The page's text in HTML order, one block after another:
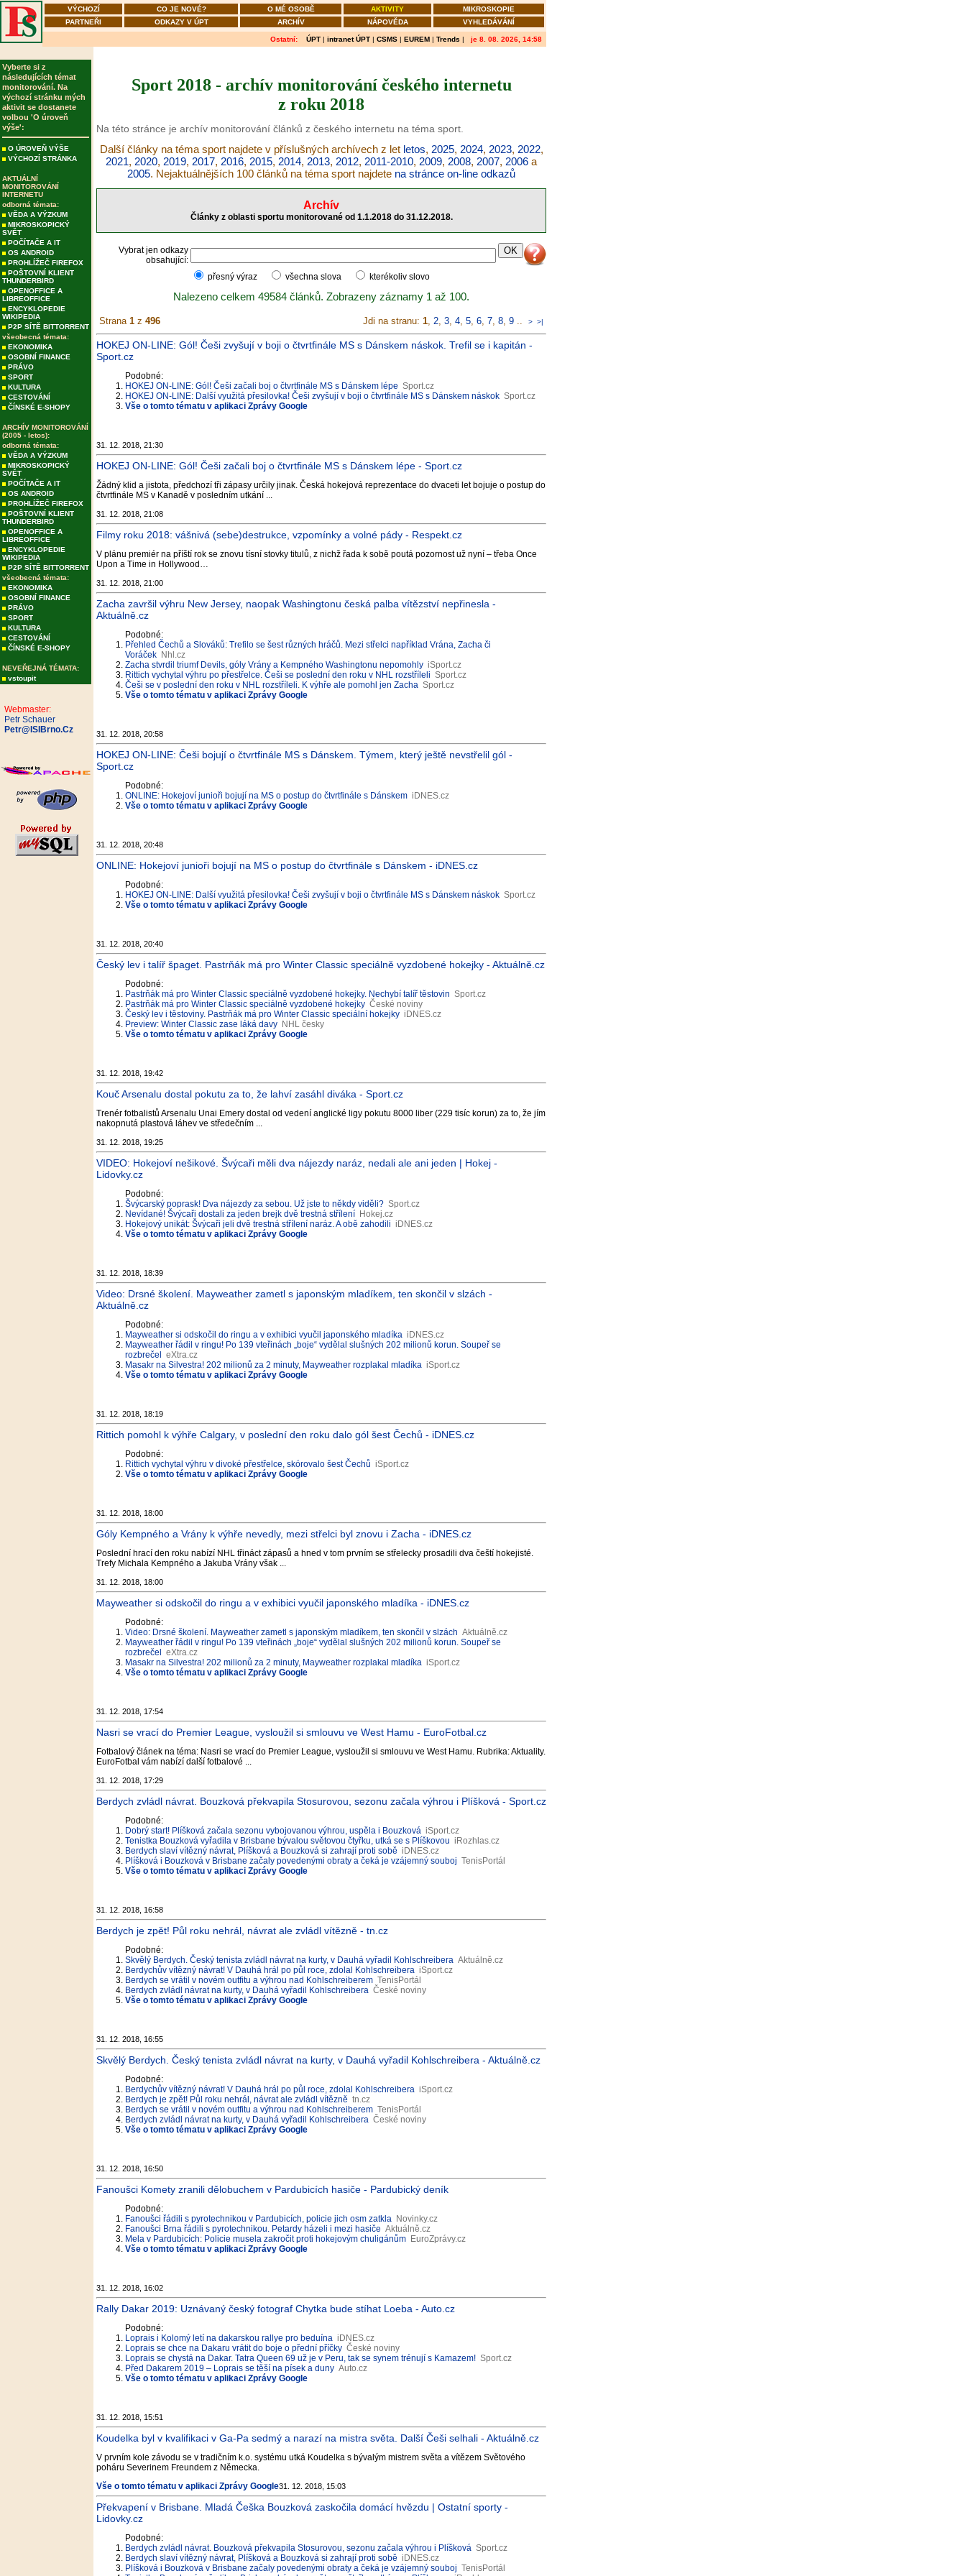
VÝCHOZÍ CO JE NOVÉ? O MÉ OSOBĚ AKTIVITY
MIKROSKOPIE
PARTNEŘI
ODKAZY V ÚPT ARCHÍV NÁPOVĚDA VYHLEDÁVÁNÍ
Ostatní: ÚPT | intranet ÚPT | CSMS | EUREM | Trends | je 8. 08. 2026, 14:58
Vyberte si z
následujících témat
monitorování. Na
výchozí stránku mých
aktivit se dostanete
volbou 'O úroveň
výše':
O ÚROVEŇ VÝŠE
VÝCHOZÍ STRÁNKA
AKTUÁLNÍ
MONITOROVÁNÍ
INTERNETU
odborná témata:
VĚDA A VÝZKUM
MIKROSKOPICKÝ
SVĚT
POČÍTAČE A IT
OS ANDROID
PROHLÍŽEČ FIREFOX
POŠTOVNÍ KLIENT
THUNDERBIRD
OPENOFFICE A
LIBREOFFICE
ENCYKLOPEDIE
WIKIPEDIA
P2P SÍTĚ BITTORRENT
všeobecná témata:
EKONOMIKA
OSOBNÍ FINANCE
PRÁVO
SPORT
KULTURA
CESTOVÁNÍ
ČÍNSKÉ E-SHOPY
ARCHÍV MONITOROVÁNÍ
(2005 - letos):
odborná témata:
VĚDA A VÝZKUM
MIKROSKOPICKÝ
SVĚT
POČÍTAČE A IT
OS ANDROID
PROHLÍŽEČ FIREFOX
POŠTOVNÍ KLIENT
THUNDERBIRD
OPENOFFICE A
LIBREOFFICE
ENCYKLOPEDIE
WIKIPEDIA
P2P SÍTĚ BITTORRENT
všeobecná témata:
EKONOMIKA
OSOBNÍ FINANCE
PRÁVO
SPORT
KULTURA
CESTOVÁNÍ
ČÍNSKÉ E-SHOPY
NEVEŘEJNÁ TÉMATA:
vstoupit
Webmaster:
Petr Schauer
Petr@ISIBrno.Cz
Sport 2018 - archív monitorování českého internetu
z roku 2018
Na této stránce je archív monitorování článků z českého internetu na téma sport.
Další články na téma sport najdete v příslušných archívech z let letos, 2025, 2024, 2023, 2022,
2021, 2020, 2019, 2017, 2016, 2015, 2014, 2013, 2012, 2011-2010, 2009, 2008, 2007, 2006 a
2005. Nejaktuálnějších 100 článků na téma sport najdete na stránce on-line odkazů
Archív
Články z oblasti sportu monitorované od 1.1.2018 do 31.12.2018.
Vybrat jen odkazy
obsahující:
přesný výraz
všechna slova kterékoliv slovo
Nalezeno celkem 49584 článků. Zobrazeny záznamy 1 až 100.
Strana 1 z 496 Jdi na stranu: 1, 2, 3, 4, 5, 6, 7, 8, 9 .. > >|
HOKEJ ON-LINE: Gól! Češi zvyšují v boji o čtvrtfinále MS s Dánskem náskok. Trefil se i kapitán -
Sport.cz
Podobné:
HOKEJ ON-LINE: Gól! Češi začali boj o čtvrtfinále MS s Dánskem lépe Sport.cz
HOKEJ ON-LINE: Další využitá přesilovka! Češi zvyšují v boji o čtvrtfinále MS s Dánskem náskok Sport.cz
Vše o tomto tématu v aplikaci Zprávy Google
31. 12. 2018, 21:30
HOKEJ ON-LINE: Gól! Češi začali boj o čtvrtfinále MS s Dánskem lépe - Sport.cz
Žádný klid a jistota, předchozí tři zápasy určily jinak. Česká hokejová reprezentace do dvaceti let bojuje o postup do
čtvrtfinále MS v Kanadě v posledním utkání ...
31. 12. 2018, 21:08
Filmy roku 2018: vášnivá (sebe)destrukce, vzpomínky a volné pády - Respekt.cz
V plánu premiér na příští rok se znovu tísní stovky titulů, z nichž řada k sobě poutá pozornost už nyní – třeba Once
Upon a Time in Hollywood…
31. 12. 2018, 21:00
Zacha završil výhru New Jersey, naopak Washingtonu česká palba vítězství nepřinesla -
Aktuálně.cz
Podobné:
Přehled Čechů a Slováků: Trefilo se šest různých hráčů. Mezi střelci například Vrána, Zacha či
Voráček Nhl.cz
Zacha stvrdil triumf Devils, góly Vrány a Kempného Washingtonu nepomohly iSport.cz
Rittich vychytal výhru po přestřelce. Češi se poslední den roku v NHL rozstříleli Sport.cz
Češi se v poslední den roku v NHL rozstříleli. K výhře ale pomohl jen Zacha Sport.cz
Vše o tomto tématu v aplikaci Zprávy Google
31. 12. 2018, 20:58
HOKEJ ON-LINE: Češi bojují o čtvrtfinále MS s Dánskem. Týmem, který ještě nevstřelil gól -
Sport.cz
Podobné:
ONLINE: Hokejoví junioři bojují na MS o postup do čtvrtfinále s Dánskem iDNES.cz
Vše o tomto tématu v aplikaci Zprávy Google
31. 12. 2018, 20:48
ONLINE: Hokejoví junioři bojují na MS o postup do čtvrtfinále s Dánskem - iDNES.cz
Podobné:
HOKEJ ON-LINE: Další využitá přesilovka! Češi zvyšují v boji o čtvrtfinále MS s Dánskem náskok Sport.cz
Vše o tomto tématu v aplikaci Zprávy Google
31. 12. 2018, 20:40
Český lev i talíř špaget. Pastrňák má pro Winter Classic speciálně vyzdobené hokejky - Aktuálně.cz
Podobné:
Pastrňák má pro Winter Classic speciálně vyzdobené hokejky. Nechybí talíř těstovin Sport.cz
Pastrňák má pro Winter Classic speciálně vyzdobené hokejky České noviny
Český lev i těstoviny. Pastrňák má pro Winter Classic speciální hokejky iDNES.cz
Preview: Winter Classic zase láká davy NHL česky
Vše o tomto tématu v aplikaci Zprávy Google
31. 12. 2018, 19:42
Kouč Arsenalu dostal pokutu za to, že lahví zasáhl diváka - Sport.cz
Trenér fotbalistů Arsenalu Unai Emery dostal od vedení anglické ligy pokutu 8000 liber (229 tisíc korun) za to, že jím
nakopnutá plastová láhev ve středečním ...
31. 12. 2018, 19:25
VIDEO: Hokejoví nešikové. Švýcaři měli dva nájezdy naráz, nedali ale ani jeden | Hokej -
Lidovky.cz
Podobné:
Švýcarský poprask! Dva nájezdy za sebou. Už jste to někdy viděli? Sport.cz
Nevídané! Švýcaři dostali za jeden brejk dvě trestná střílení Hokej.cz
Hokejový unikát: Švýcaři jeli dvě trestná střílení naráz. A obě zahodili iDNES.cz
Vše o tomto tématu v aplikaci Zprávy Google
31. 12. 2018, 18:39
Video: Drsné školení. Mayweather zametl s japonským mladíkem, ten skončil v slzách -
Aktuálně.cz
Podobné:
Mayweather si odskočil do ringu a v exhibici vyučil japonského mladíka iDNES.cz
Mayweather řádil v ringu! Po 139 vteřinách „boje“ vydělal slušných 202 milionů korun. Soupeř se
rozbrečel
eXtra.cz
Masakr na Silvestra! 202 milionů za 2 minuty, Mayweather rozplakal mladíka iSport.cz
Vše o tomto tématu v aplikaci Zprávy Google
31. 12. 2018, 18:19
Rittich pomohl k výhře Calgary, v poslední den roku dalo gól šest Čechů - iDNES.cz
Podobné:
Rittich vychytal výhru v divoké přestřelce, skórovalo šest Čechů iSport.cz
Vše o tomto tématu v aplikaci Zprávy Google
31. 12. 2018, 18:00
Góly Kempného a Vrány k výhře nevedly, mezi střelci byl znovu i Zacha - iDNES.cz
Poslední hrací den roku nabízí NHL třináct zápasů a hned v tom prvním se střelecky prosadili dva čeští hokejisté.
Trefy Michala Kempného a Jakuba Vrány však ...
31. 12. 2018, 18:00
Mayweather si odskočil do ringu a v exhibici vyučil japonského mladíka - iDNES.cz
Podobné:
Video: Drsné školení. Mayweather zametl s japonským mladíkem, ten skončil v slzách Aktuálně.cz
Mayweather řádil v ringu! Po 139 vteřinách „boje“ vydělal slušných 202 milionů korun. Soupeř se
rozbrečel
eXtra.cz
Masakr na Silvestra! 202 milionů za 2 minuty, Mayweather rozplakal mladíka iSport.cz
Vše o tomto tématu v aplikaci Zprávy Google
31. 12. 2018, 17:54
Nasri se vrací do Premier League, vysloužil si smlouvu ve West Hamu - EuroFotbal.cz
Fotbalový článek na téma: Nasri se vrací do Premier League, vysloužil si smlouvu ve West Hamu. Rubrika: Aktuality.
EuroFotbal vám nabízí další fotbalové ...
31. 12. 2018, 17:29
Berdych zvládl návrat. Bouzková překvapila Stosurovou, sezonu začala výhrou i Plíšková - Sport.cz
Podobné:
Dobrý start! Plíšková začala sezonu vybojovanou výhrou, uspěla i Bouzková iSport.cz
Tenistka Bouzková vyřadila v Brisbane bývalou světovou čtyřku, utká se s Plíškovou iRozhlas.cz
Berdych slaví vítězný návrat, Plíšková a Bouzková si zahrají proti sobě iDNES.cz
Plíšková i Bouzková v Brisbane začaly povedenými obraty a čeká je vzájemný souboj TenisPortál
Vše o tomto tématu v aplikaci Zprávy Google
31. 12. 2018, 16:58
Berdych je zpět! Půl roku nehrál, návrat ale zvládl vítězně - tn.cz
Podobné:
Skvělý Berdych. Český tenista zvládl návrat na kurty, v Dauhá vyřadil Kohlschreibera Aktuálně.cz
Berdychův vítězný návrat! V Dauhá hrál po půl roce, zdolal Kohlschreibera iSport.cz
Berdych se vrátil v novém outfitu a výhrou nad Kohlschreiberem TenisPortál
Berdych zvládl návrat na kurty, v Dauhá vyřadil Kohlschreibera České noviny
Vše o tomto tématu v aplikaci Zprávy Google
31. 12. 2018, 16:55
Skvělý Berdych. Český tenista zvládl návrat na kurty, v Dauhá vyřadil Kohlschreibera - Aktuálně.cz
Podobné:
Berdychův vítězný návrat! V Dauhá hrál po půl roce, zdolal Kohlschreibera iSport.cz
Berdych je zpět! Půl roku nehrál, návrat ale zvládl vítězně tn.cz
Berdych se vrátil v novém outfitu a výhrou nad Kohlschreiberem TenisPortál
Berdych zvládl návrat na kurty, v Dauhá vyřadil Kohlschreibera České noviny
Vše o tomto tématu v aplikaci Zprávy Google
31. 12. 2018, 16:50
Fanoušci Komety zranili dělobuchem v Pardubicích hasiče - Pardubický deník
Podobné:
Fanoušci řádili s pyrotechnikou v Pardubicích, policie jich osm zatkla Novinky.cz
Fanoušci Brna řádili s pyrotechnikou. Petardy házeli i mezi hasiče Aktuálně.cz
Mela v Pardubicích: Policie musela zakročit proti hokejovým chuligánům EuroZprávy.cz
Vše o tomto tématu v aplikaci Zprávy Google
31. 12. 2018, 16:02
Rally Dakar 2019: Uznávaný český fotograf Chytka bude stíhat Loeba - Auto.cz
Podobné:
Loprais i Kolomý letí na dakarskou rallye pro beduína iDNES.cz
Loprais se chce na Dakaru vrátit do boje o přední příčky České noviny
Loprais se chystá na Dakar. Tatra Queen 69 už je v Peru, tak se synem trénují s Kamazem! Sport.cz
Před Dakarem 2019 – Loprais se těší na písek a duny Auto.cz
Vše o tomto tématu v aplikaci Zprávy Google
31. 12. 2018, 15:51
Koudelka byl v kvalifikaci v Ga-Pa sedmý a narazí na mistra světa. Další Češi selhali - Aktuálně.cz
V prvním kole závodu se v tradičním k.o. systému utká Koudelka s bývalým mistrem světa a vítězem Světového
poháru Severinem Freundem z Německa.
Vše o tomto tématu v aplikaci Zprávy Google31. 12. 2018, 15:03
Překvapení v Brisbane. Mladá Češka Bouzková zaskočila domácí hvězdu | Ostatní sporty -
Lidovky.cz
Podobné:
Berdych zvládl návrat. Bouzková překvapila Stosurovou, sezonu začala výhrou i Plíšková Sport.cz
Berdych slaví vítězný návrat, Plíšková a Bouzková si zahrají proti sobě iDNES.cz
Plíšková i Bouzková v Brisbane začaly povedenými obraty a čeká je vzájemný souboj TenisPortál